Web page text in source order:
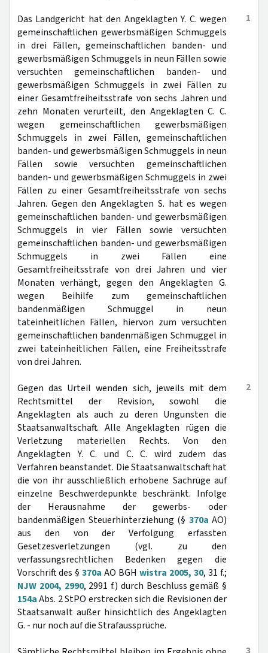
1
Das Landgericht hat den Angeklagten Y. C. wegen
gemeinschaftlichen gewerbsmäßigen Schmuggels
in drei Fällen, gemeinschaftlichen banden- und
gewerbsmäßigen Schmuggels in neun Fällen sowie
versuchten gemeinschaftlichen banden- und
gewerbsmäßigen Schmuggels in zwei Fällen zu
einer Gesamtfreiheitsstrafe von sechs Jahren und
zehn Monaten verurteilt, den Angeklagten C. C.
wegen gemeinschaftlichen gewerbsmäßigen
Schmuggels in zwei Fällen, gemeinschaftlichen
banden- und gewerbsmäßigen Schmuggels in neun
Fällen sowie versuchten gemeinschaftlichen
banden- und gewerbsmäßigen Schmuggels in zwei
Fällen zu einer Gesamtfreiheitsstrafe von sechs
Jahren. Gegen den Angeklagten S. hat es wegen
gemeinschaftlichen banden- und gewerbsmäßigen
Schmuggels in vier Fällen sowie versuchten
gemeinschaftlichen banden- und gewerbsmäßigen
Schmuggels in zwei Fällen eine
Gesamtfreiheitsstrafe von drei Jahren und vier
Monaten verhängt, gegen den Angeklagten G.
wegen Beihilfe zum gemeinschaftlichen
bandenmäßigen Schmuggel in neun
tateinheitlichen Fällen, hiervon zum versuchten
gemeinschaftlichen bandenmäßigen Schmuggel in
zwei tateinheitlichen Fällen, eine Freiheitsstrafe
von drei Jahren.
2
Gegen das Urteil wenden sich, jeweils mit dem
Rechtsmittel der Revision, sowohl die
Angeklagten als auch zu deren Ungunsten die
Staatsanwaltschaft. Alle Angeklagten rügen die
Verletzung materiellen Rechts. Von den
Angeklagten Y. C. und C. C. wird zudem das
Verfahren beanstandet. Die Staatsanwaltschaft hat
die von ihr ausschließlich erhobene Sachrüge auf
einzelne Beschwerdepunkte beschränkt. Infolge
der Herausnahme der gewerbs- oder
bandenmäßigen Steuerhinterziehung (§ 370a AO)
aus den von der Verfolgung erfassten
Gesetzesverletzungen (vgl. zu den
verfassungsrechtlichen Bedenken gegen die
Vorschrift des § 370a AO BGH wistra 2005, 30, 31 f.;
NJW 2004, 2990, 2991 f.) durch Beschluss gemäß §
154aAbs. 2 StPO erstrecken sich die Revisionen der
Staatsanwalt außer hinsichtlich des Angeklagten
G. - nur noch auf die Strafaussprüche.